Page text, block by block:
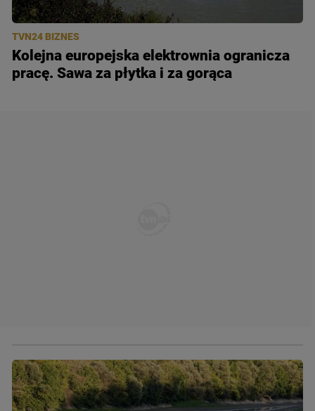
TVN24 BIZNES
Kolejna europejska elektrownia ogranicza
pracę. Sawa za płytka i za gorąca